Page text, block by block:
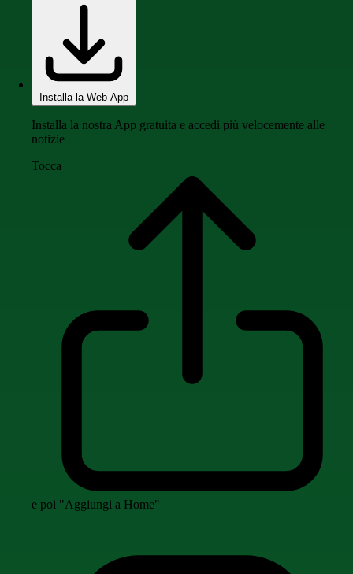
Installa la Web App
Installa la nostra App gratuita e accedi più velocemente alle
notizie
Tocca
e poi "Aggiungi a Home"